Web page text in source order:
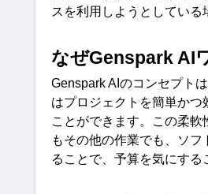
スを利用しようとしている
なぜGenspark AI
Genspark AI のコンセプト
はプロジェクトを簡単か
ことができます。この柔軟
もその他の作業でも、ソフ
ることで、予算を気にする